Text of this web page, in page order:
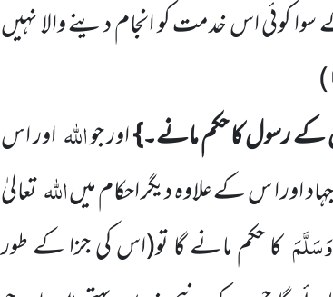
کوئی اس خدمت کو انجام دینے والا نہیں
)
کے رسول کا حکم مانے۔}اور جواللہاور اس
اور ا س کے علاوہ دیگر احکام میںاللہتعالیٰ
کا حکم مانے گا تو(اس کی جزا کے طور